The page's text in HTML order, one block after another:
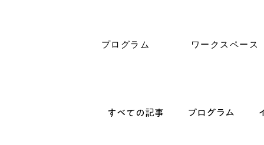
プログラム ワークスペース
すべての記事 プログラム